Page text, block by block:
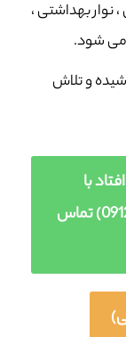
نوار بهداشتی ،
می شود.
و تلاش
با
سرویسکار در آوردن اشیا (09129615767) تماس